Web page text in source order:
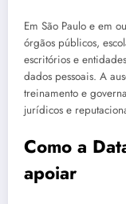
Em São Paulo e em
órgãos públicos,
escritórios e
dados pessoais. A
treinamento e
jurídicos e
Como a
apoiar